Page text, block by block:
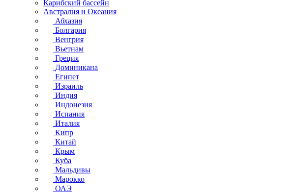
Карибский бассейн
Австралия и Океания
Абхазия
Болгария
Венгрия
Вьетнам
Греция
Доминикана
Египет
Израиль
Индия
Индонезия
Испания
Италия
Кипр
Китай
Крым
Куба
Мальдивы
Марокко
ОАЭ